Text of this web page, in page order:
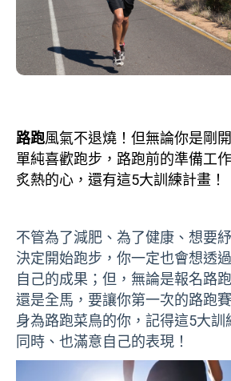
路跑風氣不退燒！但無論你是剛
單純喜歡跑步，路跑前的準備工
炙熱的心，還有這5大訓練計畫！
不管為了減肥、為了健康、想要
決定開始跑步，你一定也會想透
自己的成果；但，無論是報名路
還是全馬，要讓你第一次的路跑
身為路跑菜鳥的你，記得這5大
同時、也滿意自己的表現！